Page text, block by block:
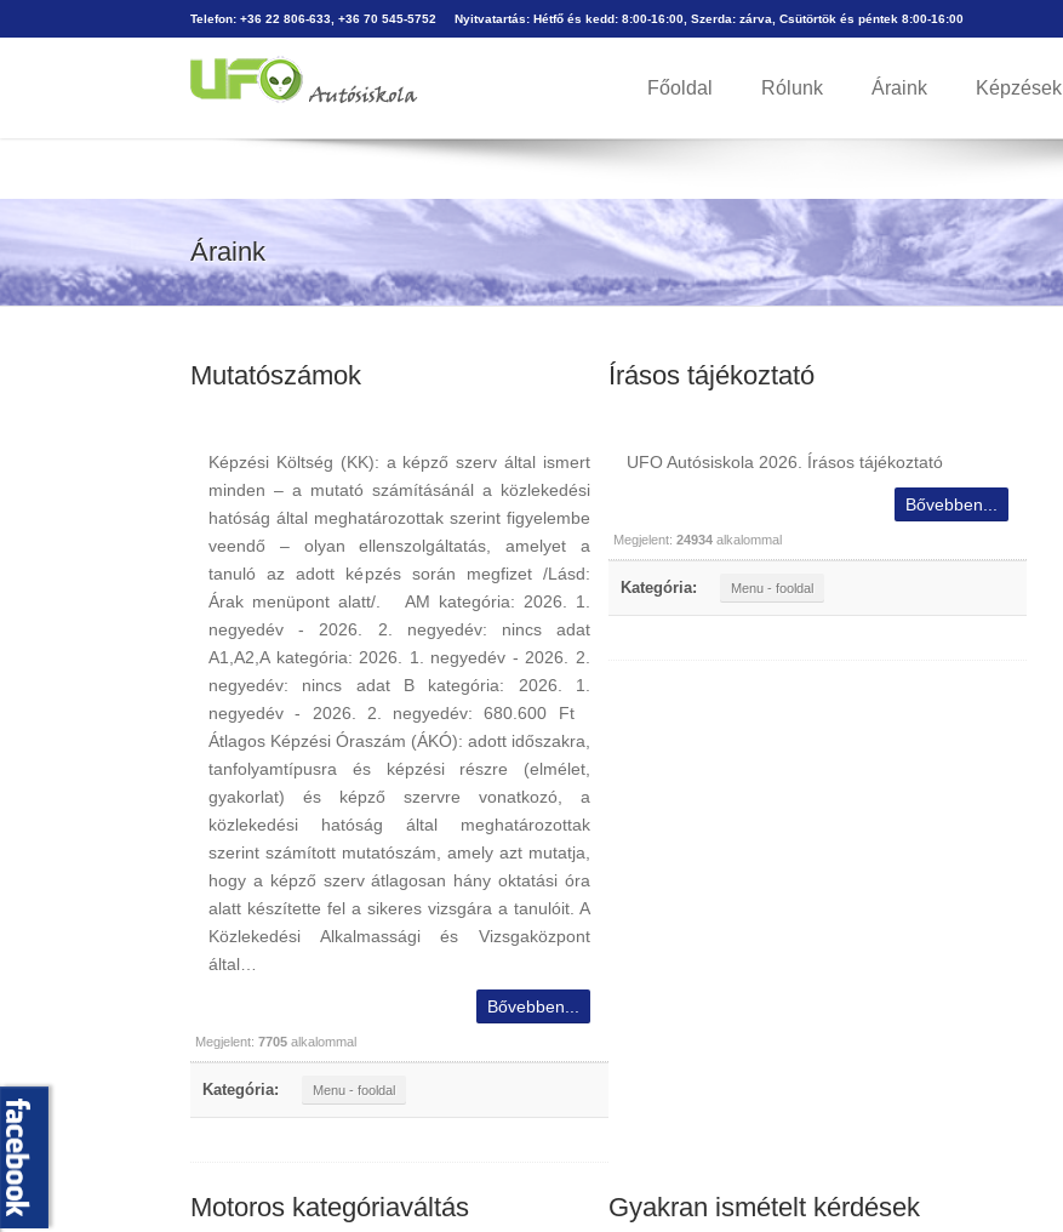
Telefon: +36 22 806-633, +36 70 545-5752 Nyitvatartás: Hétfő és kedd: 8:00-16:00, Szerda: zárva, Csütörtök és péntek 8:00-16:00
Főoldal Rólunk Áraink Képzések
Áraink
Mutatószámok
Képzési Költség (KK): a képző szerv által ismert
minden – a mutató számításánál a közlekedési
hatóság által meghatározottak szerint figyelembe
veendő – olyan ellenszolgáltatás, amelyet a
tanuló az adott képzés során megfizet /Lásd:
Árak menüpont alatt/. AM kategória: 2026. 1.
negyedév - 2026. 2. negyedév: nincs adat
A1,A2,A kategória: 2026. 1. negyedév - 2026. 2.
negyedév: nincs adat B kategória: 2026. 1.
negyedév - 2026. 2. negyedév: 680.600 Ft
Átlagos Képzési Óraszám (ÁKÓ): adott időszakra,
tanfolyamtípusra és képzési részre (elmélet,
gyakorlat) és képző szervre vonatkozó, a
közlekedési hatóság által meghatározottak
szerint számított mutatószám, amely azt mutatja,
hogy a képző szerv átlagosan hány oktatási óra
alatt készítette fel a sikeres vizsgára a tanulóit. A
Közlekedési Alkalmassági és Vizsgaközpont
által…
Bővebben...
Megjelent: 7705 alkalommal
Kategória: Menu - fooldal
Írásos tájékoztató
UFO Autósiskola 2026. Írásos tájékoztató
Bővebben...
Megjelent: 24934 alkalommal
Kategória: Menu - fooldal
Motoros kategóriaváltás Gyakran ismételt kérdések